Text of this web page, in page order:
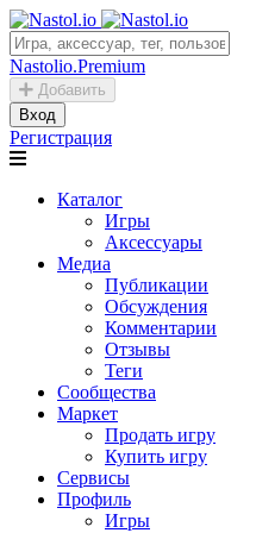
Nastolio.Premium
Добавить
Вход
Регистрация
Каталог
Игры
Аксессуары
Медиа
Публикации
Обсуждения
Комментарии
Отзывы
Теги
Сообщества
Маркет
Продать игру
Купить игру
Сервисы
Профиль
Игры